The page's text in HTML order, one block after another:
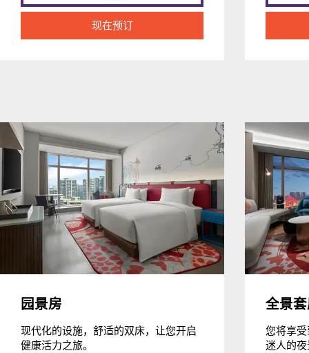
现在预订
园景房
现代化的设施，舒适的双床，让您开启
健康活力之旅。
全景
您将享
迷人的